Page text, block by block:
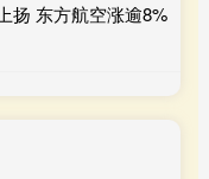
扬 东方航空涨逾8%